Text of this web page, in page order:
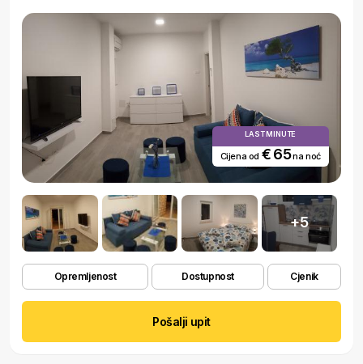
LAST MINUTE
Cijena od € 65na noć
+5
Opremljenost Dostupnost Cjenik
Pošalji upit